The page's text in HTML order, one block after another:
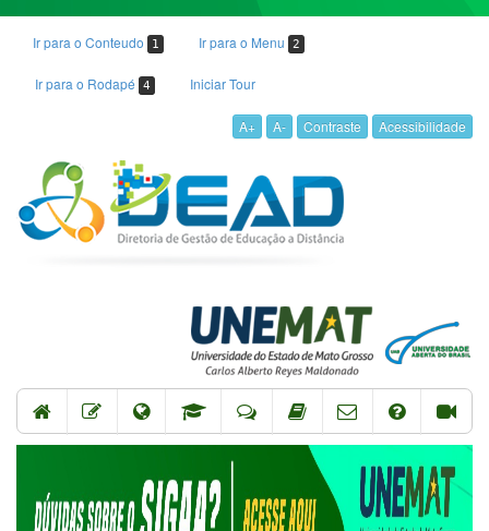
Ir para o Conteudo 1 Ir para o Menu 2
Ir para o Rodapé 4 Iniciar Tour
A+ A- Contraste Acessibilidade